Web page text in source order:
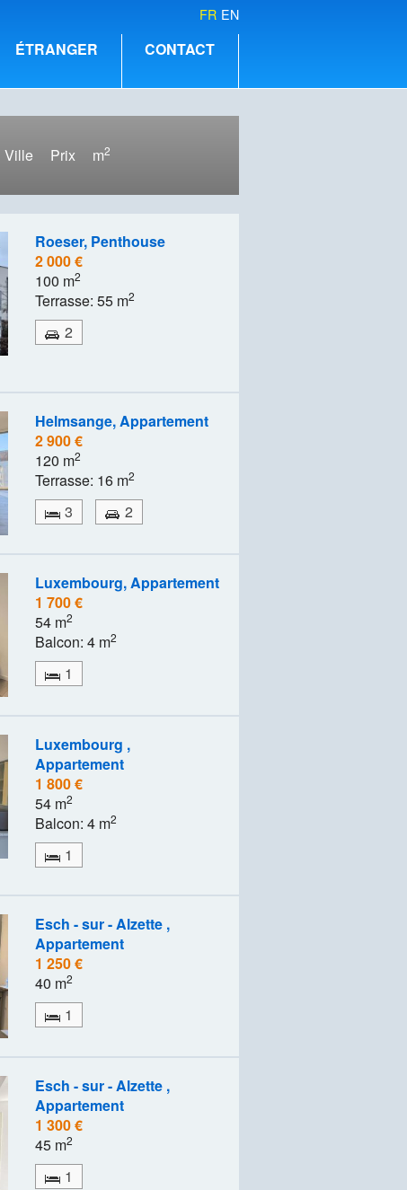
FR EN
ÉTRANGER CONTACT
Ville Prix m2
Roeser, Penthouse
2 000 €
100 m2
Terrasse: 55 m2
2
Helmsange, Appartement
2 900 €
120 m2
Terrasse: 16 m2
3 2
Luxembourg, Appartement
1 700 €
54 m2
Balcon: 4 m2
1
Luxembourg ,
Appartement
1 800 €
54 m2
Balcon: 4 m2
1
Esch - sur - Alzette ,
Appartement
1 250 €
40 m2
1
Esch - sur - Alzette ,
Appartement
1 300 €
45 m2
1